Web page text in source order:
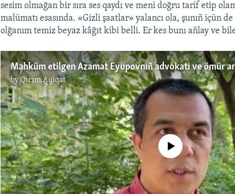
sesim olmağan bir sıra ses qaydı ve meni doğru tarif etip
malümatı esasında. «Gizli şaatlar» yalancı ola, şunıñ içün
olğanım temiz beyaz kâğıt kibi belli. Er kes bunı añlay ve
by Qırım.Aqiqat
No media source currently